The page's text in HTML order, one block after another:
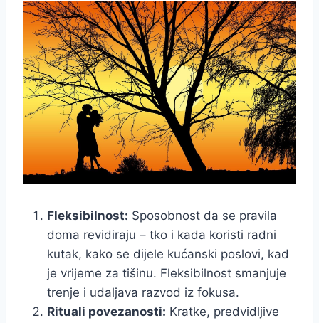
Fleksibilnost: Sposobnost da se pravila
doma revidiraju – tko i kada koristi radni
kutak, kako se dijele kućanski poslovi, kad
je vrijeme za tišinu. Fleksibilnost smanjuje
trenje i udaljava razvod iz fokusa.
Rituali povezanosti: Kratke, predvidljive